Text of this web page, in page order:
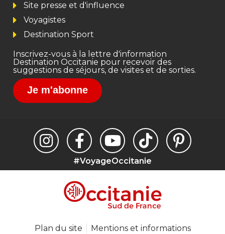
Site presse et d'influence
Voyagistes
Destination Sport
Inscrivez-vous à la lettre d'information
Destination Occitanie pour recevoir des
suggestions de séjours, de visites et de sorties.
Je m'abonne
#VoyageOccitanie
Plan du site Mentions et informations